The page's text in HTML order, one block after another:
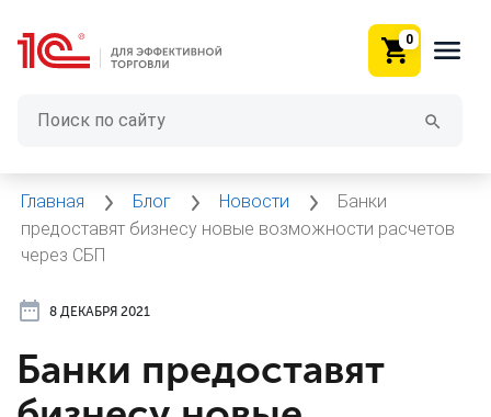
0
Главная Блог Новости
Банки
предоставят бизнесу новые возможности расчетов
через СБП
8 ДЕКАБРЯ 2021
Банки предоставят